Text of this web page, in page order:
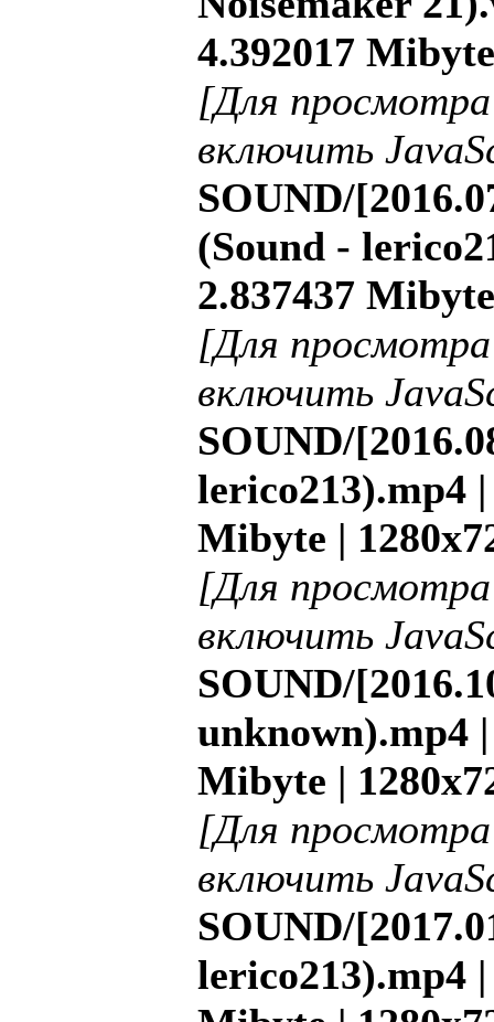
4.392017
[Для
включить
SOUND/
(Sound -
2.837437
[Для
включить
SOUND/
lerico213).mp4 |
Mibyte |
[Для
включить
SOUND/
unknown).mp4 |
Mibyte |
[Для
включить
SOUND/
lerico213).mp4 |